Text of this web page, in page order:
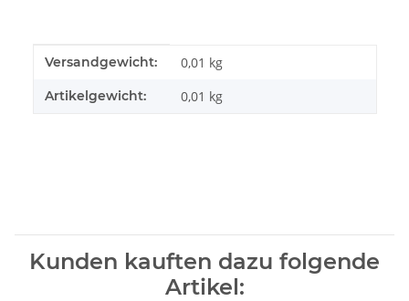
Produkteigenschaft
Wert
Versandgewicht: 0,01 kg
Artikelgewicht: 0,01 kg
Kunden kauften dazu folgende
Artikel: